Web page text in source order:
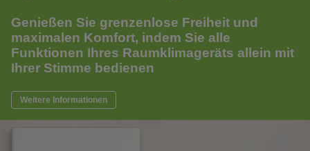
Genießen Sie grenzenlose Freiheit und
maximalen Komfort, indem Sie alle
Funktionen Ihres Raumklimageräts allein mit
Ihrer Stimme bedienen
Weitere Informationen